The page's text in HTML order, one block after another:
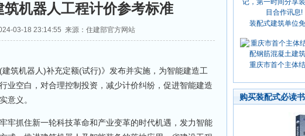
筑机器人工程计价参考标准
03-18 23:14:55 来源：住建部官方网站
机器人)补充定额(试行)》发布并实施，为智能建造工
业空白，对合理控制投资，减少计价纠纷，促进智能建造
意义。
抓住新一轮科技革命和产业变革的时代机遇，发力智能
装配式建筑单位
重庆市首个主体
购买装配式必读